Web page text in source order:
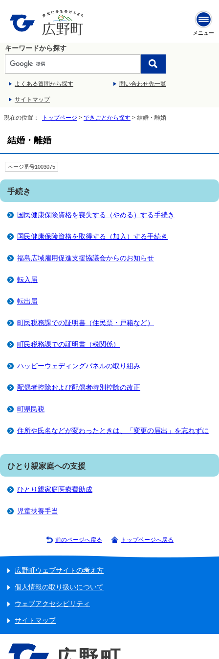
メニュー
キーワードから探す
よくある質問から探す 問い合わせ先一覧
サイトマップ
現在の位置： トップページ > できごとから探す > 結婚・離婚
結婚・離婚
ページ番号1003075
手続き
国民健康保険資格を喪失する（やめる）する手続き
国民健康保険資格を取得する（加入）する手続き
福島広域雇用促進支援協議会からのお知らせ
転入届
転出届
町民税務課での証明書（住民票・戸籍など）
町民税務課での証明書（税関係）
ハッピーウェディングパネルの取り組み
配偶者控除および配偶者特別控除の改正
町県民税
住所や氏名などが変わったときは、「変更の届出」を忘れずに
ひとり親家庭への支援
ひとり親家庭医療費助成
児童扶養手当
前のページへ戻る トップページへ戻る
広野町ウェブサイトの考え方
個人情報の取り扱いについて
ウェブアクセシビリティ
サイトマップ